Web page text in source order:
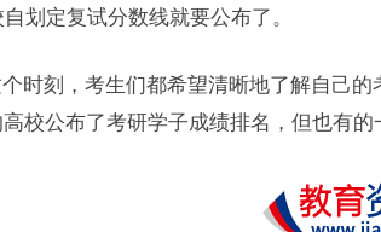
划定复试分数线就要公布了。
时刻，考生们都希望清晰地了解自己
校公布了考研学子成绩排名，但也有的